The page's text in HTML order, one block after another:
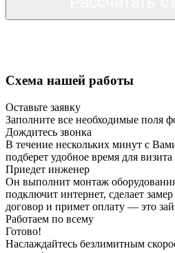
Схема нашей работы
Оставьте заявку
Заполните все необходимые поля
Дождитесь звонка
В течение нескольких минут с
подберет удобное время для
Приедет инженер
Он выполнит монтаж
подключит интернет, сделает
договор и примет оплату — это
Работаем по всему
Готово!
Наслаждайтесь безлимитным